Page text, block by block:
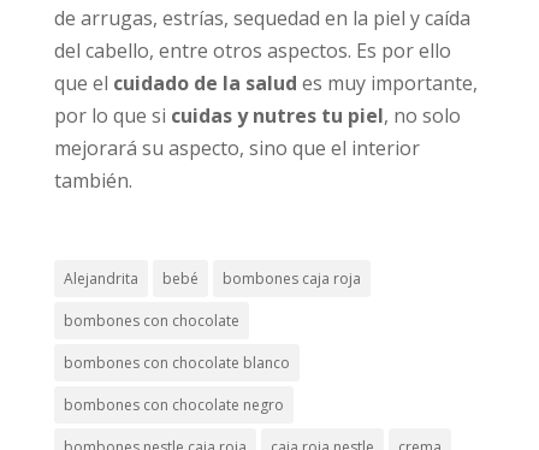
de arrugas, estrías, sequedad en la piel y caída
del cabello, entre otros aspectos. Es por ello
que el cuidado de la salud es muy importante,
por lo que si cuidas y nutres tu piel, no solo
mejorará su aspecto, sino que el interior
también.
Alejandrita bebé bombones caja roja
bombones con chocolate
bombones con chocolate blanco
bombones con chocolate negro